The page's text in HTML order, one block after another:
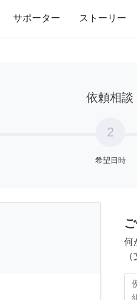
サポーター ストーリー
テリア 趣味・習い事
依頼相談
2
希望日時
何